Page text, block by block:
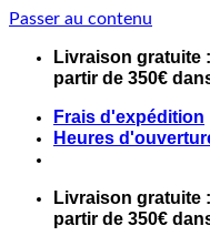
Passer au contenu
Livraison gratuite
partir de 350€
Frais d'expédition
Heures
Livraison gratuite
partir de 350€